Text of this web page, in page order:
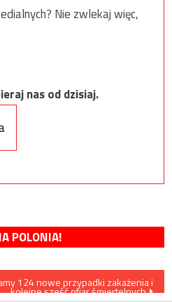
Nie zwlekaj więc,
nas od dzisiaj.
POLONIA!
124 nowe przypadki zakażenia i
kolejne sześć ofiar śmiertelnych